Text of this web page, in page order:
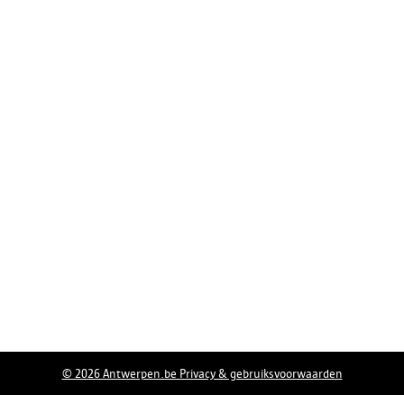
© 2026 Antwerpen.be Privacy & gebruiksvoorwaarden